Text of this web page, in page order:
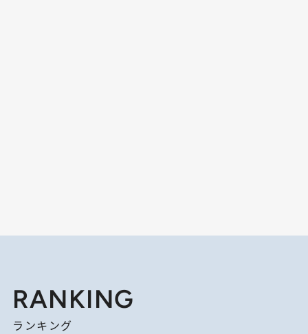
RANKING
ランキング